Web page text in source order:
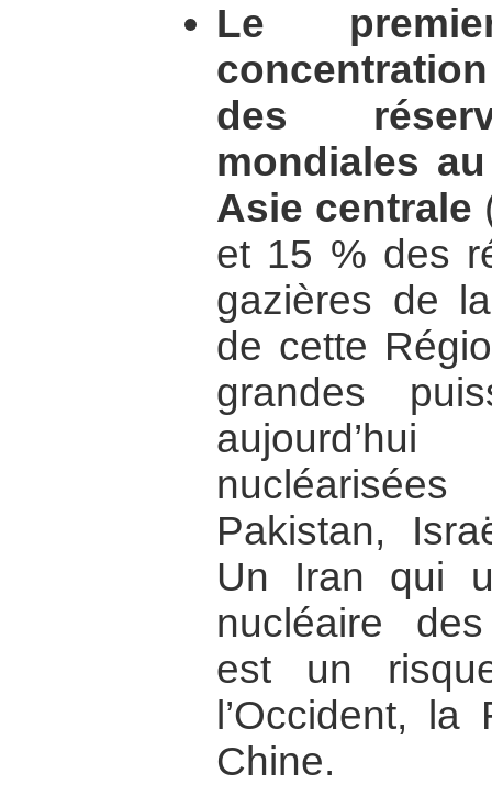
Le
des
mondiales
Asie centrale
et 15 % des
gazières de
de cette
grandes
Pakistan,
Un Iran qui
nucléaire
est un
l’Occident,
Chine.